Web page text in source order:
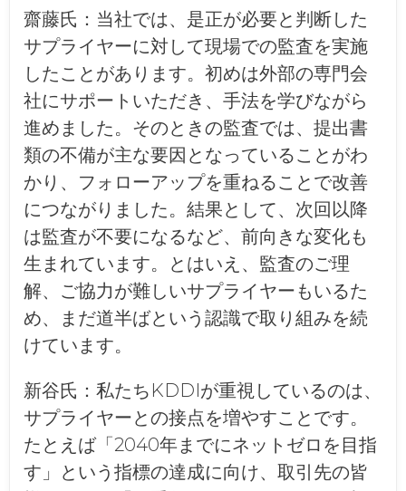
齋藤氏： 当社では、是正が必要と判断した
サプライヤーに対して現場での監査を実施
したことがあります。初めは外部の専門会
社にサポートいただき、手法を学びながら
進めました。そのときの監査では、提出書
類の不備が主な要因となっていることがわ
かり、フォローアップを重ねることで改善
につながりました。結果として、次回以降
は監査が不要になるなど、前向きな変化も
生まれています。とはいえ、監査のご理
解、ご協力が難しいサプライヤーもいるた
め、まだ道半ばという認識で取り組みを続
けています。
新谷氏： 私たちKDDIが重視しているのは、
サプライヤーとの接点を増やすことです。
たとえば「2040年までにネットゼロを目指
す」という指標の達成に向け、取引先の皆